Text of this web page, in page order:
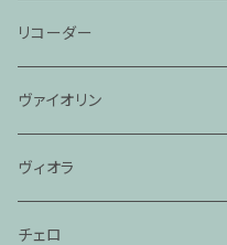
リコーダー
ヴァイオリン
ヴィオラ
チェロ